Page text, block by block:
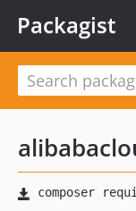
Packagist